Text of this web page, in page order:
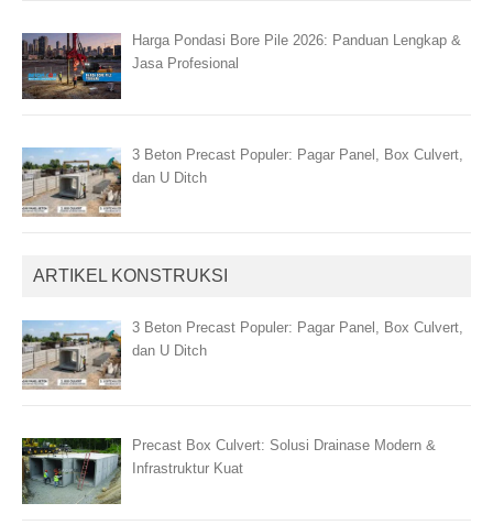
Harga Pondasi Bore Pile 2026: Panduan Lengkap &
Jasa Profesional
3 Beton Precast Populer: Pagar Panel, Box Culvert,
dan U Ditch
ARTIKEL KONSTRUKSI
3 Beton Precast Populer: Pagar Panel, Box Culvert,
dan U Ditch
Precast Box Culvert: Solusi Drainase Modern &
Infrastruktur Kuat